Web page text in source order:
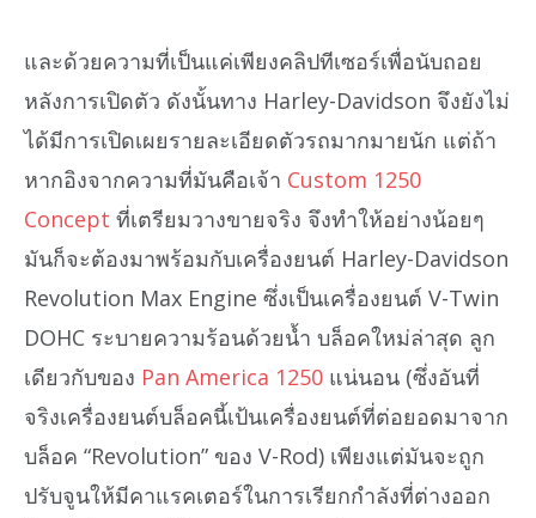
และด้วยความที่เป็นแค่เพียงคลิปทีเซอร์เพื่อนับถอย
หลังการเปิดตัว ดังนั้นทาง Harley-Davidson จึงยังไม่
ได้มีการเปิดเผยรายละเอียดตัวรถมากมายนัก แต่ถ้า
หากอิงจากความที่มันคือเจ้า Custom 1250
Concept ที่เตรียมวางขายจริง จึงทำให้อย่างน้อยๆ
มันก็จะต้องมาพร้อมกับเครื่องยนต์ Harley-Davidson
Revolution Max Engine ซึ่งเป็นเครื่องยนต์ V-Twin
DOHC ระบายความร้อนด้วยน้ำ บล็อคใหม่ล่าสุด ลูก
เดียวกับของ Pan America 1250 แน่นอน (ซึ่งอันที่
จริงเครื่องยนต์บล็อคนี้เป้นเครื่องยนต์ที่ต่อยอดมาจาก
บล็อค “Revolution” ของ V-Rod) เพียงแต่มันจะถูก
ปรับจูนให้มีคาแรคเตอร์ในการเรียกกำลังที่ต่างออก